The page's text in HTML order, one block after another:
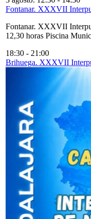
Fontanar. XXXVII
Fontanar. XXXVII
12,30 horas Piscina
18:30 - 21:00
Brihuega. XXXVII